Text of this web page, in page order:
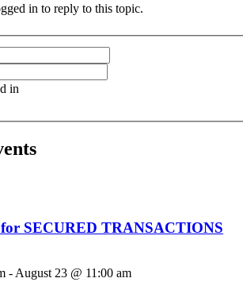
in to reply to this topic.
in
for SECURED TRANSACTIONS
- August 23 @ 11:00 am